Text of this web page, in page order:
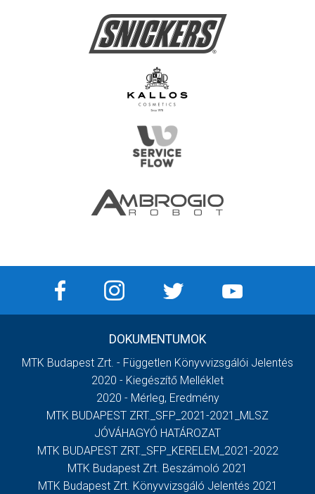
DOKUMENTUMOK
MTK Budapest Zrt. - Független Könyvvizsgálói Jelentés
2020 - Kiegészítő Melléklet
2020 - Mérleg, Eredmény
MTK BUDAPEST ZRT._SFP_2021-2021_MLSZ
JÓVÁHAGYÓ HATÁROZAT
MTK BUDAPEST ZRT._SFP_KERELEM_2021-2022
MTK Budapest Zrt. Beszámoló 2021
MTK Budapest Zrt. Könyvvizsgáló Jelentés 2021